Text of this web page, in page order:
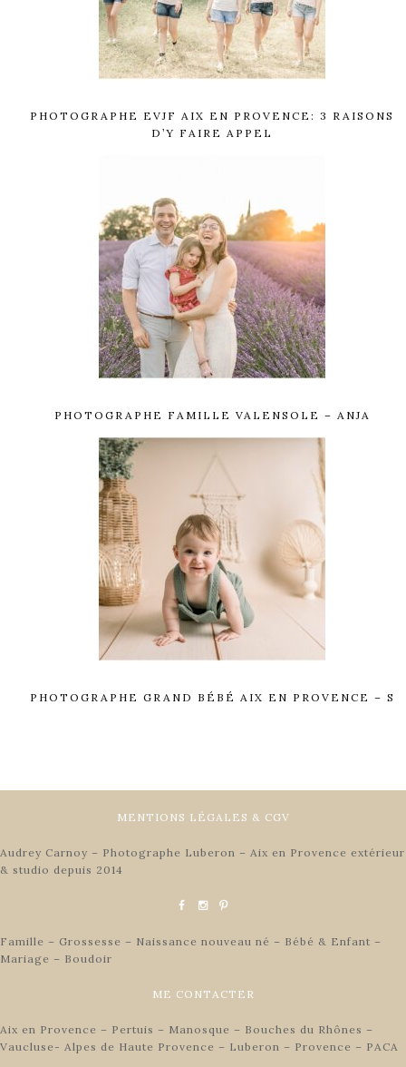
PHOTOGRAPHE EVJF AIX EN PROVENCE: 3 RAISONS
D’Y FAIRE APPEL
PHOTOGRAPHE FAMILLE VALENSOLE – ANJA
PHOTOGRAPHE GRAND BÉBÉ AIX EN PROVENCE – S
MENTIONS LÉGALES & CGV
Audrey Carnoy – Photographe Luberon – Aix en Provence extérieur
& studio depuis 2014
Famille – Grossesse – Naissance nouveau né – Bébé & Enfant –
Mariage – Boudoir
ME CONTACTER
Aix en Provence – Pertuis – Manosque – Bouches du Rhônes –
Vaucluse- Alpes de Haute Provence – Luberon – Provence – PACA